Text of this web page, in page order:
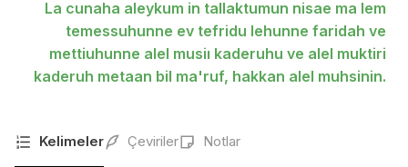
La cunaha aleykum in tallaktumun nisae ma lem
temessuhunne ev tefridu lehunne faridah ve
mettiuhunne alel musiı kaderuhu ve alel muktiri
kaderuh metaan bil ma'ruf, hakkan alel muhsinin.
Kelimeler Çeviriler Notlar